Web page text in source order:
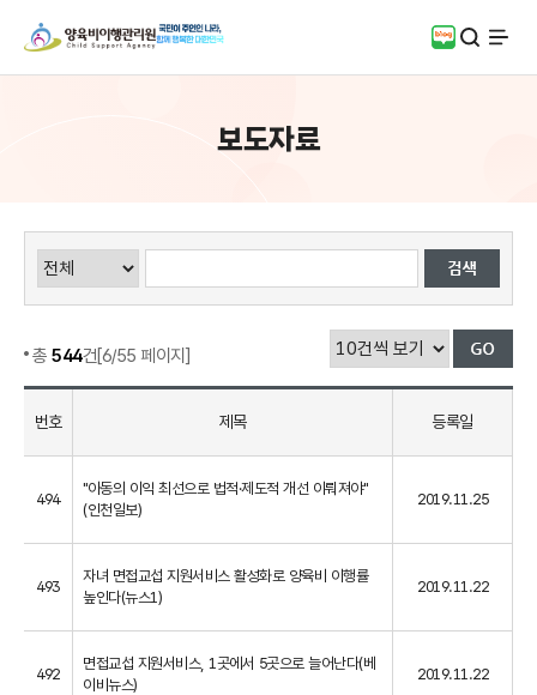
블로그검색
전체
보도자료
총 544건[6/55 페이지]
번호 제목 등록일
494
"아동의 이익 최선으로 법적·제도적 개선 이뤄져야"
(인천일보)
2019.11.25
493
자녀 면접교섭 지원서비스 활성화로 양육비 이행률
높인다(뉴스1)
2019.11.22
492
면접교섭 지원서비스, 1곳에서 5곳으로 늘어난다(베
이비뉴스)
2019.11.22